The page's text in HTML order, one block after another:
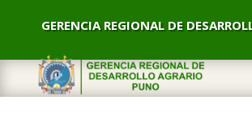
GERENCIA REGIONAL DE